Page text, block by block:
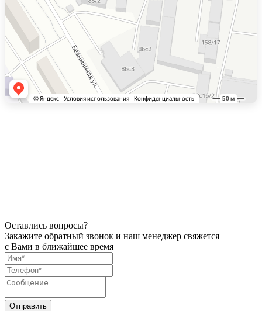
Оставлись вопросы?
Закажите обратный звонок и наш менеджер свяжется
с Вами в ближайшее время